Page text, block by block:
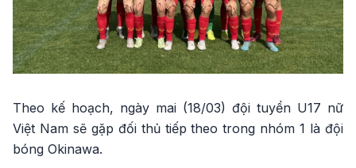
Theo kế hoạch, ngày mai (18/03) đội tuyển U17 nữ
Việt Nam sẽ gặp đối thủ tiếp theo trong nhóm 1 là đội
bóng Okinawa.